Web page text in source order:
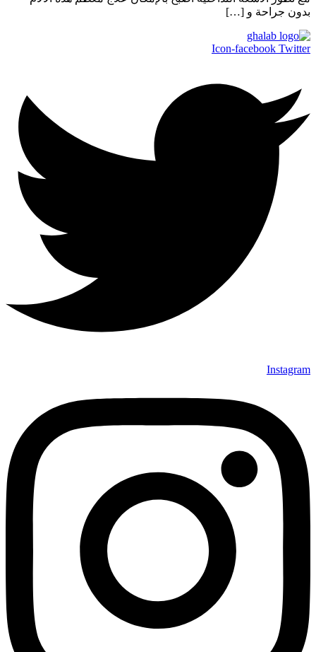
بدون جراحة و […]
Icon-facebook Twitter
Instagram